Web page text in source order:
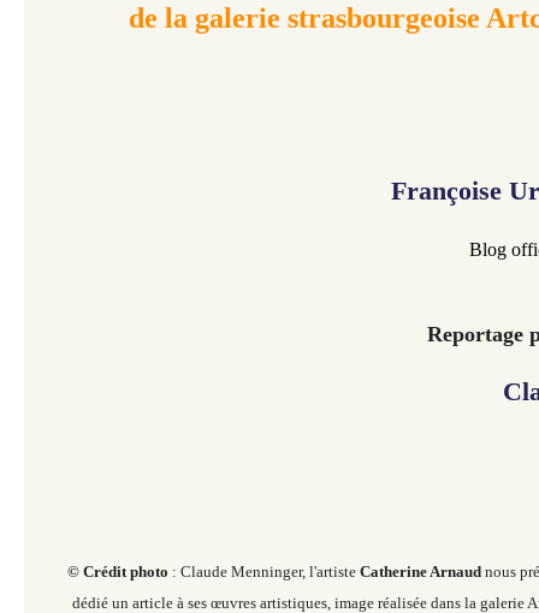
de la galerie strasbourgeoise
Françoise
Blog
Reportage
© Crédit photo : Claude Menninger, l'artiste Catherine Arnaudnous
dédié un article à ses œuvres artistiques, image réalisée dans la galerie